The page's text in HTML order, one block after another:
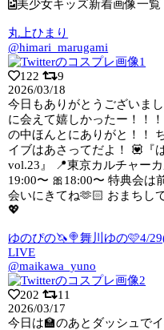
美少女キッズ新着画像一覧
丸上ひまり
@himari_marugami
122
9
2026/03/18
今日もありがとうございま
に会えて嬉しかったー！！
の中ほんとにありがと！！
イブはあさってだよ！ 💟『
vol.23』 📍東京カルチャー
19:00〜 🎀18:00〜 特典会は
会いにきてね🫶🏻 おまちし
💖
ゆのぴの🦄🍭舞川ゆの🩷4/
LIVE
@maikawa_yuno
202
11
2026/03/17
今日は🏫のあとダッシュで